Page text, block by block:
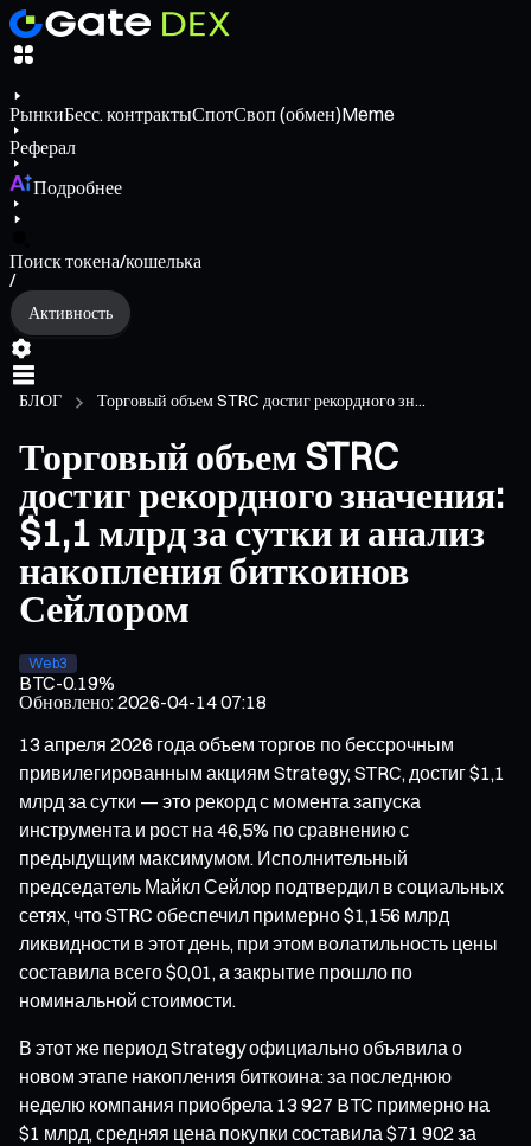
РынкиБесс. контрактыСпотСвоп (обмен)Meme
Реферал
Подробнее
Поиск токена/кошелька
/
Активность
БЛОГ Торговый объем STRC достиг рекордного зн...
Торговый объем STRC
достиг рекордного значения:
$1,1 млрд за сутки и анализ
накопления биткоинов
Сейлором
Web3
BTC-0.19%
Обновлено:2026-04-14 07:18
13 апреля 2026 года объем торгов по бессрочным
привилегированным акциям Strategy, STRC, достиг $1,1
млрд за сутки — это рекорд с момента запуска
инструмента и рост на 46,5% по сравнению с
предыдущим максимумом. Исполнительный
председатель Майкл Сейлор подтвердил в социальных
сетях, что STRC обеспечил примерно $1,156 млрд
ликвидности в этот день, при этом волатильность цены
составила всего $0,01, а закрытие прошло по
номинальной стоимости.
В этот же период Strategy официально объявила о
новом этапе накопления биткоина: за последнюю
неделю компания приобрела 13 927 BTC примерно на
$1 млрд, средняя цена покупки составила $71 902 за